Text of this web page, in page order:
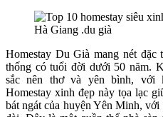
Homestay Du Già mang nét
thống có tuổi đời dưới 50 năm.
sắc nên thơ và yên bình, với
Homestay xinh đẹp này tọa lạc
bát ngát của huyện Yên Minh,